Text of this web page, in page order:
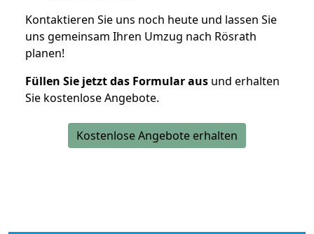
Kontaktieren Sie uns noch heute und lassen Sie
uns gemeinsam Ihren Umzug nach Rösrath
planen!
Füllen Sie jetzt das Formular aus und erhalten
Sie kostenlose Angebote.
Kostenlose Angebote erhalten